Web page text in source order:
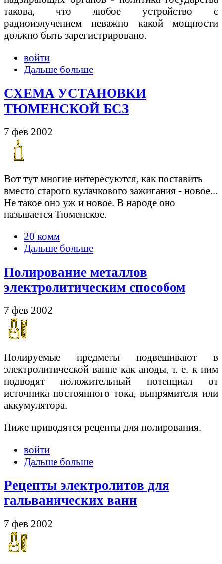
такова, что любое устройство с
радиоизлучением неважно какой мощности
должно быть зарегистрировано.
войти
Дальше больше
СХЕМА УСТАНОВКИ
ТЮМЕНСКОЙ БСЗ
7 фев 2002
Вот тут многие интересуются, как поставить
вместо старого кулачкового зажигания - новое...
Не такое оно уж и новое. В народе оно
называется Тюменское.
20 комм
Дальше больше
Полирование металлов
электролитическим способом
7 фев 2002
Полируемые предметы подвешивают в
электролитической ванне как аноды, т. е. к ним
подводят положительный потенциал от
источника постоянного тока, выпрямителя или
аккумулятора.
Ниже приводятся рецепты для полирования.
войти
Дальше больше
Рецепты электролитов для
гальванических ванн
7 фев 2002